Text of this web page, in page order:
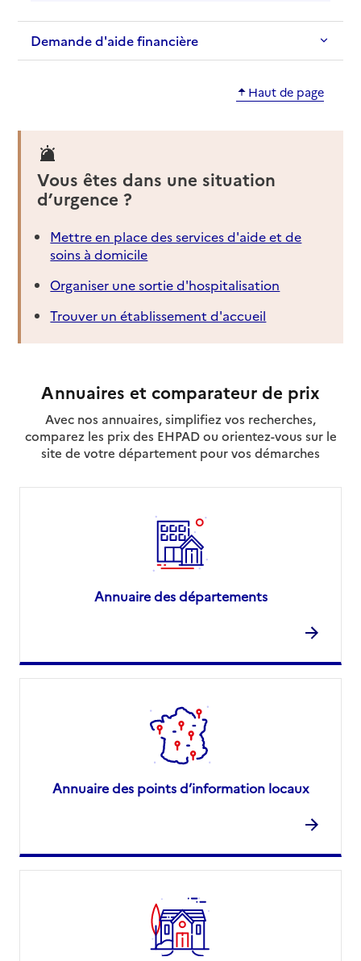
Demande d'aide financière
Haut de page
Vous êtes dans une situation
d’urgence ?
Mettre en place des services d'aide et de
soins à domicile
Organiser une sortie d'hospitalisation
Trouver un établissement d'accueil
Annuaires et comparateur de prix
Avec nos annuaires, simplifiez vos recherches,
comparez les prix des EHPAD ou orientez-vous sur le
site de votre département pour vos démarches
Annuaire des départements
Annuaire des points d’information locaux